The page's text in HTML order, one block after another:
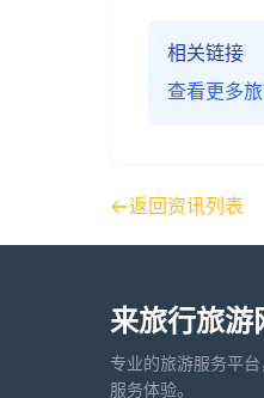
相关链接
查看更多
返回资讯列表
来旅行旅游
专业的旅游服务平
服务体验。